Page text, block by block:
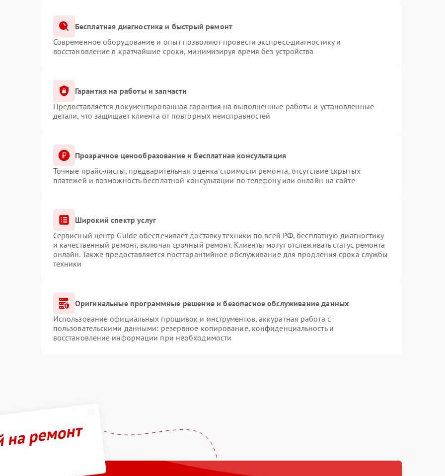
Бесплатная диагностика и быстрый ремонт
Современное оборудование и опыт позволяют провести экспресс-диагностику и
восстановление в кратчайшие сроки, минимизируя время без устройства
Гарантия на работы и запчасти
Предоставляется документированная гарантия на выполненные работы и установленные
детали, что защищает клиента от повторных неисправностей
Прозрачное ценообразование и бесплатная консультация
Точные прайс-листы, предварительная оценка стоимости ремонта, отсутствие скрытых
платежей и возможность бесплатной консультации по телефону или онлайн на сайте
Широкий спектр услуг
Сервисный центр Guide обеспечивает доставку техники по всей РФ, бесплатную диагностику
и качественный ремонт, включая срочный ремонт. Клиенты могут отслеживать статус ремонта
онлайн. Также предоставляется постгарантийное обслуживание для продления срока службы
техники
Оригинальные программные решение и безопасное обслуживание данных
Использование официальных прошивок и инструментов, аккуратная работа с
пользовательскими данными: резервное копирование, конфиденциальность и
восстановление информации при необходимости
ремонт